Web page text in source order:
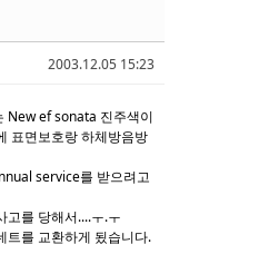
2003.12.05 15:23
New ef sonata 진주색이
표면보호랑 하체방음방
service를 받으려고
고를 당해서....ㅜ.ㅜ
트를 교환하게 됬습니다.
스케치북5
스케치북5
스케치북5
스케치북5